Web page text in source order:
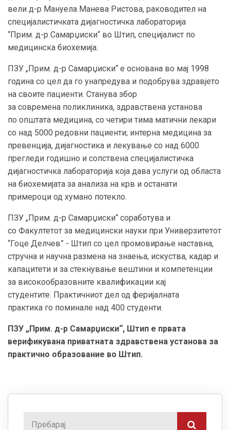
вели д-р Мануела Манева Ристова, раководител на
специјалистичката дијагностичка лабораторија
“Прим. д-р Самарџиски“ во Штип, специјалист по
медицинска биохемија.
ПЗУ „Прим. д-р Самарџиски“ e основана во мај 1998
година со цел да го унапредува и подобрува здравјето
на своите пациенти. Станува збор
за современа поликлиника, здравствена установа
по општата медицина, со четири тима матични лекари
со над 5000 редовни пациенти; интерна медицина за
превенција, дијагностика и лекување со над 6000
прегледи годишно и сопствена специјалистичка
дијагностичка лабораторија која дава услуги од областа
на биохемијата за анализа на крв и останати
примероци од хумано потекло.
ПЗУ „Прим. д-р Самарџиски“ соработува и
со Факултетот за медицински науки при Универзитетот
“Гоце Делчев” - Штип со цел промовирање наставна,
стручна и научна размена на знаења, искуства, кадар и
капацитети и за стекнување вештини и компетенции
за високообразовните квалификации кај
студентите. Практичниот дел од феријалната
практика го поминале над 400 студенти.
ПЗУ „Прим. д-р Самарџиски“, Штип е првата
верификувана приватната здравствена установа за
практично образование во Штип.